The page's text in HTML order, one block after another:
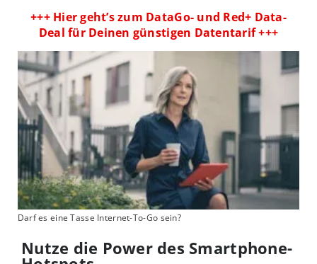
+++ Hier geht’s zum DataGo- und Red+ Data-
Deal für Deinen günstigen Datentarif +++
Darf es eine Tasse Internet-To-Go sein?
Nutze die Power des Smartphone-